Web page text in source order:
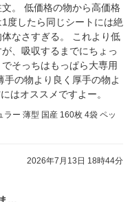
。 低価格の物から高価格
度したら同じシートには絶
なさすぎる。 これより低
、吸収するまでにちょっ
そっちはもっぱら大専用
の物より良く厚手の物よ
はオススメですよー。
ー 薄型 国産 160枚 4袋 ペッ
2026年7月13日 18時44分